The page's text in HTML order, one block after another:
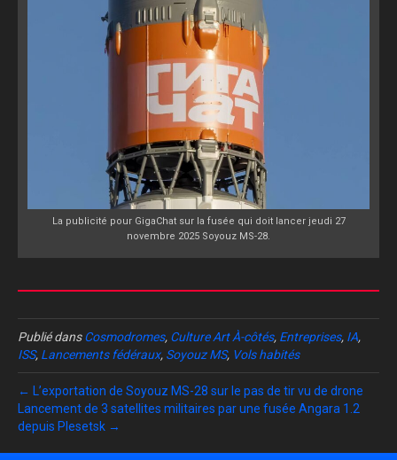
La publicité pour GigaChat sur la fusée qui doit lancer jeudi 27
novembre 2025 Soyouz MS-28.
Publié dansCosmodromes, Culture Art À-côtés, Entreprises, IA,
ISS, Lancements fédéraux, Soyouz MS, Vols habités
← L’exportation de Soyouz MS-28 sur le pas de tir vu de drone
Lancement de 3 satellites militaires par une fusée Angara 1.2
depuis Plesetsk →